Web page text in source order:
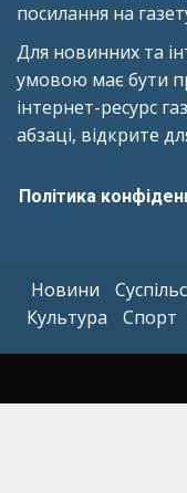
посилання на
Для новинних та
умовою має бути
інтернет-ресурс
абзаці, відкрите
Політика
Новини
Культура
Спорт